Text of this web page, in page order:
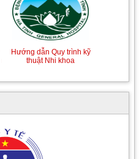
Hướng dẫn Quy trình kỹ
thuật Nhi khoa